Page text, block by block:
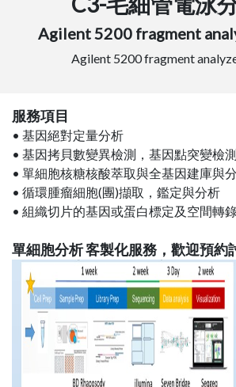
Agilent 5200 fragment
Agilent 5200 fragment
服務項目
• 基因絕對定量分析
• 基因拷貝數變異檢測，基因點突變檢測
• 單細胞核糖核酸萃取與全基因建庫與
• 循環腫瘤細胞(團)擷取，鑑定與分析
• 組織切片的基因或蛋白標定及空間轉
單細胞分析 客製化服務，歡迎預約